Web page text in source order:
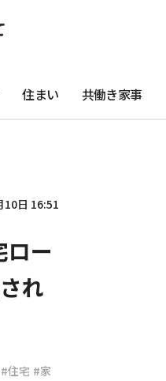
住まい 共働き家事
10日 16:51
ロー
れ
#住宅 #家